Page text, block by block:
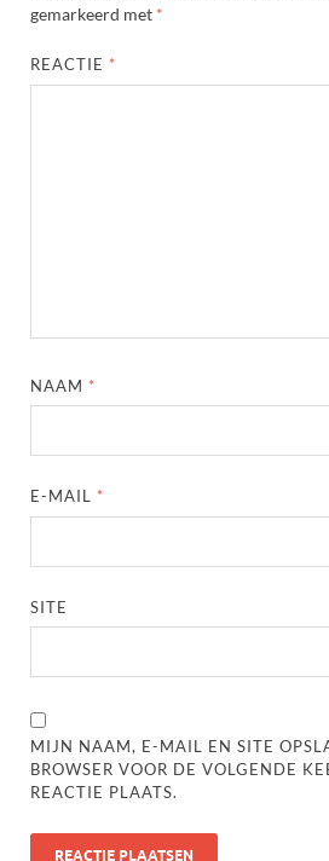
gemarkeerd met *
REACTIE *
NAAM *
E-MAIL *
SITE
MIJN NAAM, E-MAIL EN SITE
BROWSER VOOR DE VOLGENDE
REACTIE PLAATS.